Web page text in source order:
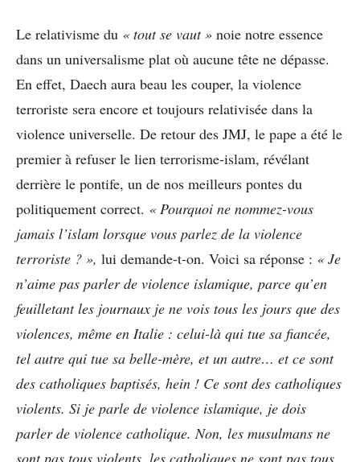
Le relativisme du « tout se vaut » noie notre essence
dans un universalisme plat où aucune tête ne dépasse.
En effet, Daech aura beau les couper, la violence
terroriste sera encore et toujours relativisée dans la
violence universelle. De retour des JMJ, le pape a été le
premier à refuser le lien terrorisme-islam, révélant
derrière le pontife, un de nos meilleurs pontes du
politiquement correct. « Pourquoi ne nommez-vous
jamais l’islam lorsque vous parlez de la violence
terroriste ? », lui demande-t-on. Voici sa réponse : « Je
n’aime pas parler de violence islamique, parce qu’en
feuilletant les journaux je ne vois tous les jours que des
violences, même en Italie : celui-là qui tue sa fiancée,
tel autre qui tue sa belle-mère, et un autre… et ce sont
des catholiques baptisés, hein ! Ce sont des catholiques
violents. Si je parle de violence islamique, je dois
parler de violence catholique. Non, les musulmans ne
sont pas tous violents, les catholiques ne sont pas tous